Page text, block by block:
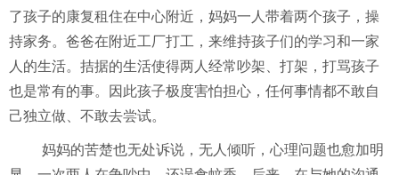
了孩子的康复租住在中心附近，妈妈一人带着两个孩子，操
持家务。爸爸在附近工厂打工，来维持孩子们的学习和一家
人的生活。拮据的生活使得两人经常吵架、打架，打骂孩子
也是常有的事。因此孩子极度害怕担心，任何事情都不敢自
己独立做、不敢去尝试。
妈妈的苦楚也无处诉说，无人倾听，心理问题也愈加明